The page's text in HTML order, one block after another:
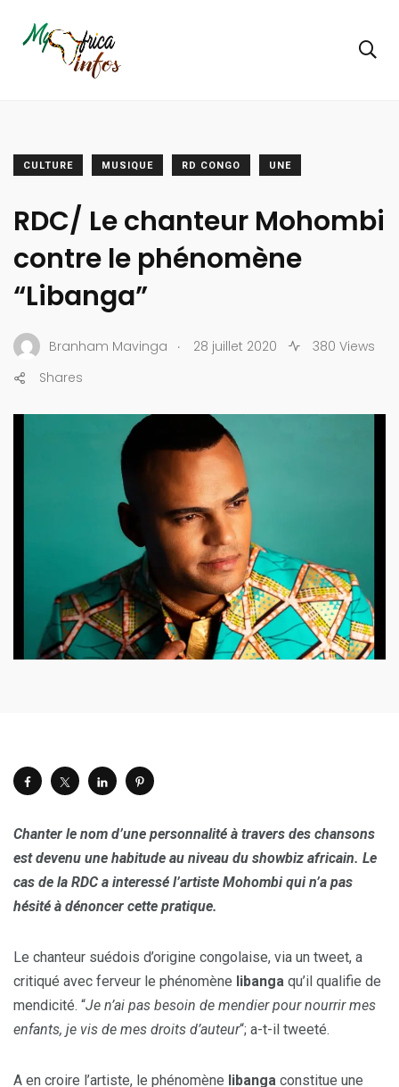
CULTURE MUSIQUE RD CONGO UNE
RDC/ Le chanteur Mohombi
contre le phénomène
“Libanga”
Branham Mavinga . 28 juillet 2020
380 Views
Shares
Chanter le nom d’une personnalité à travers des chansons
est devenu une habitude au niveau du showbiz africain. Le
cas de la RDC a interessé l’artiste Mohombi qui n’a pas
hésité à dénoncer cette pratique.
Le chanteur suédois d’origine congolaise, via un tweet, a
critiqué avec ferveur le phénomène libanga qu’il qualifie de
mendicité. “Je n’ai pas besoin de mendier pour nourrir mes
enfants, je vis de mes droits d’auteur“; a-t-il tweeté.
A en croire l’artiste, le phénomène libanga constitue une